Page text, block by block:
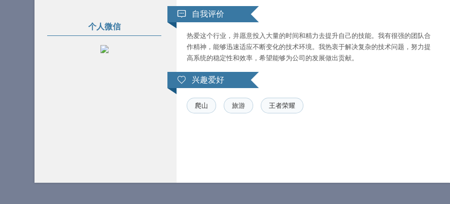
个人微信
自我评价
热爱这个行业，并愿意投入大量的时间和精力去提升自己的技能。我有很强的团队合
作精神，能够迅速适应不断变化的技术环境。我热衷于解决复杂的技术问题，努力提
高系统的稳定性和效率，希望能够为公司的发展做出贡献。
兴趣爱好
爬山 旅游 王者荣耀